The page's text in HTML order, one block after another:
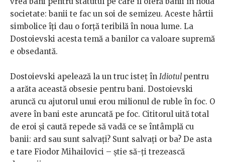
societate: banii te fac un soi de semizeu. Aceste hârtii
simbolice îți dau o forță teribilă în noua lume. La
Dostoievski acesta temă a banilor ca valoare supremă
e obsedantă.
Dostoievski apelează la un truc isteț în Idiotul pentru
a arăta această obsesie pentru bani. Dostoievski
aruncă cu ajutorul unui erou milionul de ruble în foc. O
avere în bani este aruncată pe foc. Cititorul uită total
de eroi și caută repede să vadă ce se întâmplă cu
banii: ard sau sunt salvați? Sunt salvați or ba? De asta
e tare Fiodor Mihailovici – știe să-ți trezească